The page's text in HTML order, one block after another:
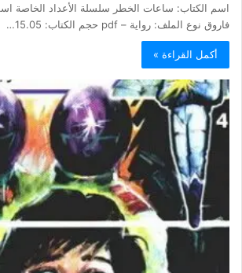
اسم الكتاب: ساعات الخطر سلسلة الأعداد الخاصة
فاروق نوع الملف: رواية – pdf حجم الكتاب: 15.05…
أكمل القراءة »